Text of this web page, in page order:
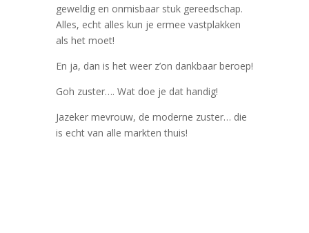
geweldig en onmisbaar stuk gereedschap.
Alles, echt alles kun je ermee vastplakken
als het moet!
En ja, dan is het weer z’on dankbaar beroep!
Goh zuster…. Wat doe je dat handig!
Jazeker mevrouw, de moderne zuster… die
is echt van alle markten thuis!